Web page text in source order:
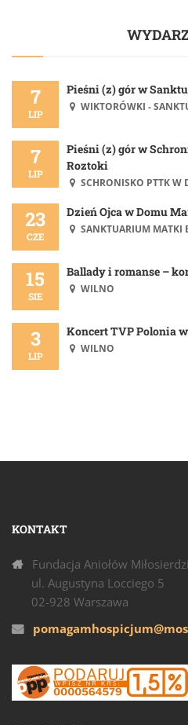
7
LIP
Pieśni (z) gór w
WIKTORÓWKI -
7
LIP
Pieśni (z) gór w
Roztoki
SCHRONISKO PTTK W
23
CZE
Dzień Ojca w Domu
SANKTUARIUM MATKI
15
SIE
Ballady i romanse –
WILNO
3
LIP
Koncert TVP Polonia
WILNO
KONTAKT
Fundacja Aniołów
ul. Augustyna Locciego 5
02-928 Warszawa